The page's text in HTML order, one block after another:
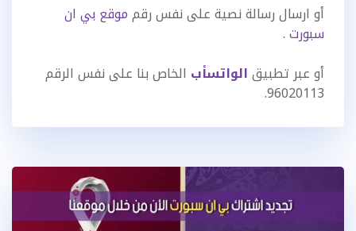
أو ارسال رسالة نصية على نفس رقمموقع بي ان
سبورت.
أو عبر تطبيقالواتسأب الخاص بنا على نفس الرقم
96020113.